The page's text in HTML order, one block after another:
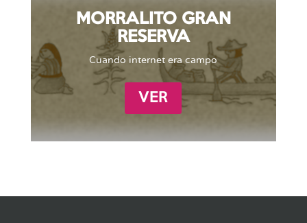
MORRALITO GRAN
RESERVA
Cuando internet era campo
VER